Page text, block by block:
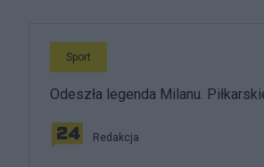
Sport
Odeszła legenda Milanu.
Redakcja